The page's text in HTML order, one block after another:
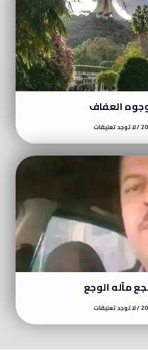
العفاف
لا توجد تعليقات
مآله الوجع
لا توجد تعليقات